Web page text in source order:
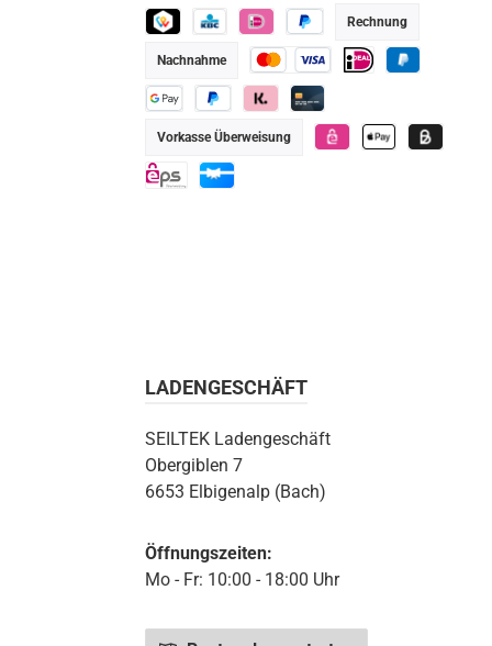
PayPal Kredit-/Debitkarte
Vorkasse Überweisung
iDEALSpäter bezahlen
Rechnung
Nachnahme
Kredit- oder Debitkarte
Google Pay
LADENGESCHÄFT
SEILTEK Ladengeschäft
Obergiblen 7
6653 Elbigenalp (Bach)
Öffnungszeiten:
Mo - Fr: 10:00 - 18:00 Uhr